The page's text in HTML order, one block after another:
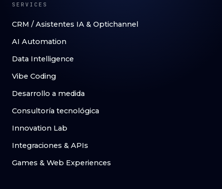
SERVICES
CRM / Asistentes IA & Optichannel
AI Automation
Data Intelligence
Vibe Coding
Desarrollo a medida
Consultoría tecnológica
Innovation Lab
Integraciones & APIs
Games & Web Experiences